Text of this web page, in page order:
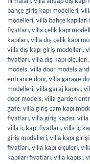
bahçe giriş kapı modelleri,
modelleri,villa bahçe kapilari
fiyatları,villa çelik kapı
kapıları,villa dış çelik kapı
villa dış kapı giriş modelleri,
fiyatları,villa dış kapı ölçüleri,
models,villa door models
entrance door,villa garage
modelleri,villa garaj kapısı,
door models,villa garden
gate,villa giriş cam kapı
fiyatları,villa giriş kapısı,villa
villa iç kapı fiyatları,villa iç
giriş modelleri,villa kapı girişi
fiyatları,villa kapı ölçüleri,
kapıları fiyatları,villa kapısı,